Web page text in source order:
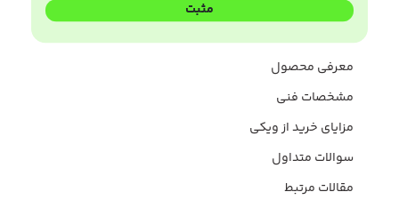
مثبت
معرفی محصول
مشخصات فنی
مزایای خرید از ویکی
سوالات متداول
مقالات مرتبط